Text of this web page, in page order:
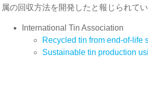
属の回収方法を開発したと報じられてい
International Tin Association
Recycled tin from end-of-life
Sustainable tin production